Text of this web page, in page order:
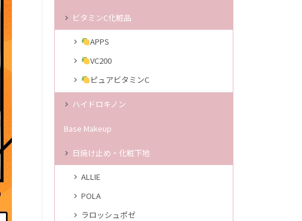
ビタミンC化粧品
APPS
VC200
ピュアビタミンC
ハイドロキノン
Base Makeup
日焼け止め・化粧下地
ALLIE
POLA
ラロッシュポゼ